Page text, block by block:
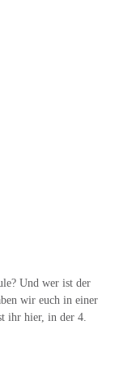
Und wer ist der
wir euch in einer
ihr hier, in der 4.